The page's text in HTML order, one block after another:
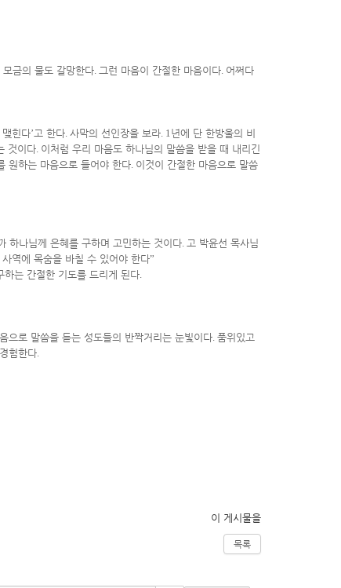
금의 물도 갈망한다. 그런 마음이 간절한 마음이다. 어쩌다
맺힌다’고 한다. 사막의 선인장을 보라. 1년에 단 한방울의 비
것이다. 이처럼 우리 마음도 하나님의 말씀을 받을 때 내리긴
원하는 마음으로 들어야 한다. 이것이 간절한 마음으로 말씀
하나님께 은혜를 구하며 고민하는 것이다. 고 박윤선 목사님
역에 목숨을 바칠 수 있어야 한다”
하는 간절한 기도를 드리게 된다.
으로 말씀을 듣는 성도들의 반짝거리는 눈빛이다. 품위있고
험한다.
이 게시물을
목록